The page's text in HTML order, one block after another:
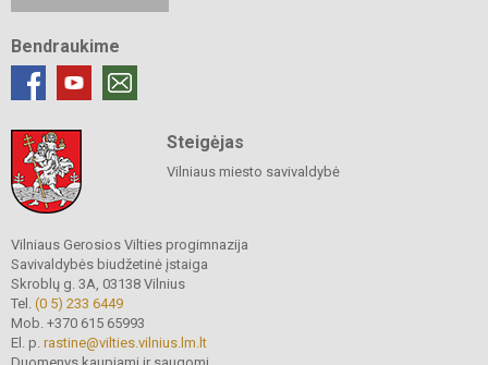
Bendraukime
Steigėjas
Vilniaus miesto savivaldybė
Vilniaus Gerosios Vilties progimnazija
Savivaldybės biudžetinė įstaiga
Skroblų g. 3A, 03138 Vilnius
Tel. (0 5) 233 6449
Mob. +370 615 65993
El. p. rastine@vilties.vilnius.lm.lt